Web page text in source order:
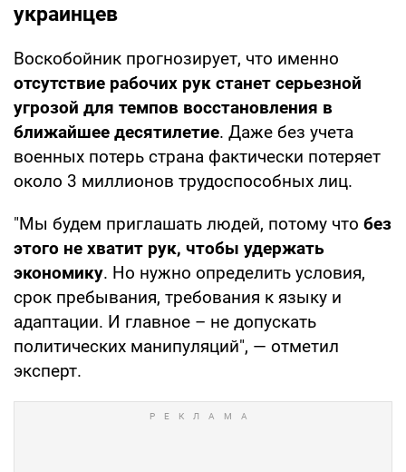
украинцев
Воскобойник прогнозирует, что именно
отсутствие рабочих рук станет серьезной
угрозой для темпов восстановления в
ближайшее десятилетие. Даже без учета
военных потерь страна фактически потеряет
около 3 миллионов трудоспособных лиц.
"Мы будем приглашать людей, потому что без
этого не хватит рук, чтобы удержать
экономику. Но нужно определить условия,
срок пребывания, требования к языку и
адаптации. И главное – не допускать
политических манипуляций", — отметил
эксперт.